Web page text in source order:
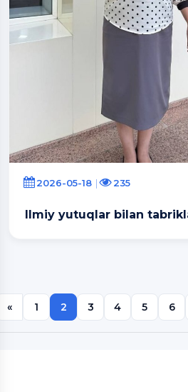
2026-05-18 235
Ilmiy yutuqlar bilan
« 1 2 3 4 5 6